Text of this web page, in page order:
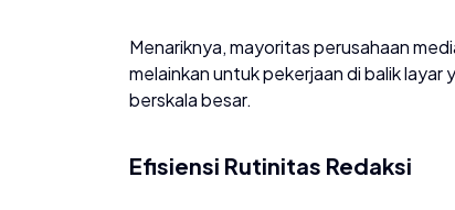
​Menariknya, mayoritas perusahaan
melainkan untuk pekerjaan di balik
berskala besar.
​Efisiensi Rutinitas Redaksi